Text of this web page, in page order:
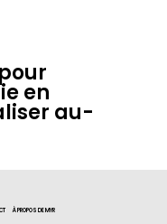
en
au-
À PROPOS DE MYR